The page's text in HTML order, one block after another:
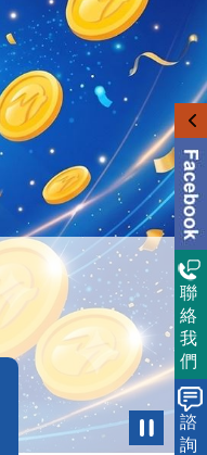
聯
絡
我
們
諮
詢